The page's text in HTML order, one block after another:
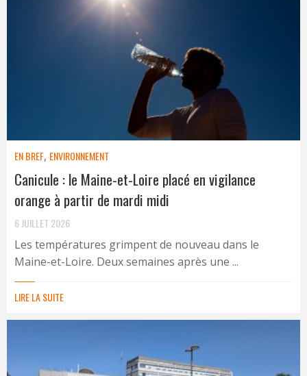
EN BREF, ENVIRONNEMENT
Canicule : le Maine-et-Loire placé en vigilance
orange à partir de mardi midi
6 JUILLET 2026
Les températures grimpent de nouveau dans le
Maine-et-Loire. Deux semaines après une ...
LIRE LA SUITE